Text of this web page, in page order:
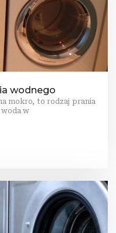
wodnego
mokro, to rodzaj prania
w